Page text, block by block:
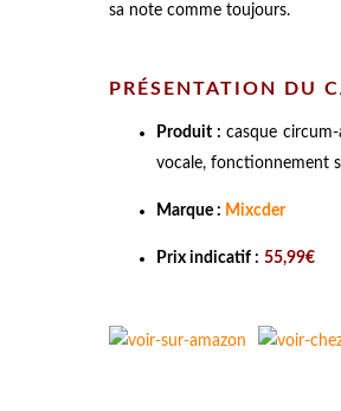
sa note comme toujours.
PRÉSENTATION DU
Produit : casque
vocale, fonctionnement
Marque : Mixcder
Prix indicatif : 55,99€